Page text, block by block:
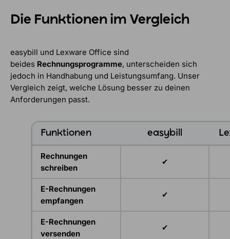
Die Funktionen im Vergleich
easybill und Lexware Office sind
beides Rechnungsprogramme, unterscheiden sich
jedoch in Handhabung und Leistungsumfang. Unser
Vergleich zeigt, welche Lösung besser zu deinen
Anforderungen passt.​
Funktionen easybill
Rechnungen
schreiben
✔
E-Rechnungen
empfangen
✔
E-Rechnungen
versenden
✔